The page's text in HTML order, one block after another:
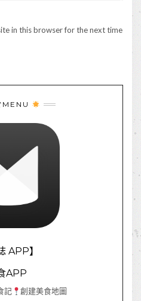
in this browser for the next time
MENU
APP】
APP
記 創建美食地圖